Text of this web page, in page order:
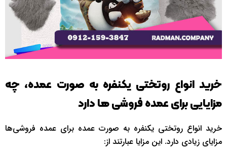
خرید انواع روتختی یکنفره به صورت عمده، چه
مزایایی برای عمده فروشی ها دارد
خرید انواع روتختی یکنفره به صورت عمده برای عمده فروشی‌ها
مزایای زیادی دارد. این مزایا عبارتند از: